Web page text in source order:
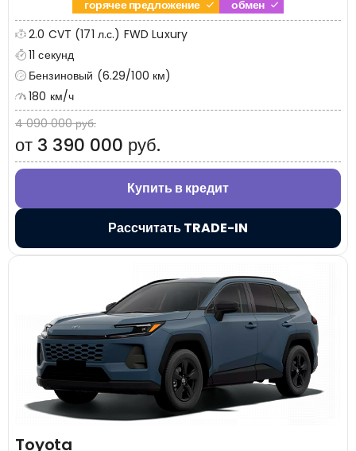
горячее предложение
обмен
2.0 CVT (171 л.с.) FWD Luxury
11 секунд
Бензиновый (6.29/100 км)
180 км/ч
4 090 000 руб.
от 3 390 000 руб.
Купить в кредит
Рассчитать TRADE-IN
Toyota